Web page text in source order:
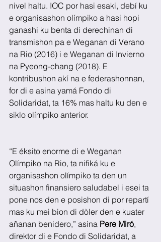
nivel haltu. IOC por hasi esaki, debí ku
e organisashon olímpiko a hasi hopi
ganashi ku benta di derechinan di
transmishon pa e Weganan di Verano
na Rio (2016) i e Weganan di Invierno
na Pyeong-chang (2018). E
kontribushon akí na e federashonnan,
for di e asina yamá Fondo di
Solidaridat, ta 16% mas haltu ku den e
siklo olímpiko anterior.
“E éksito enorme di e Weganan
Olímpiko na Rio, ta nifiká ku e
organisashon olímpiko ta den un
situashon finansiero saludabel i esei ta
pone nos den e posishon di por repartí
mas ku mei bion di dòler den e kuater
añanan benidero,” asina Pere Miró,
direktor di e Fondo di Solidaridat, a